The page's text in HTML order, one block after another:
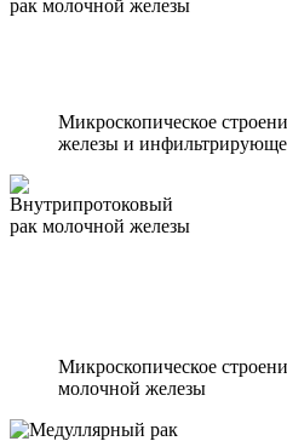
Микроскопическое
железы и
Микроскопическое
молочной железы